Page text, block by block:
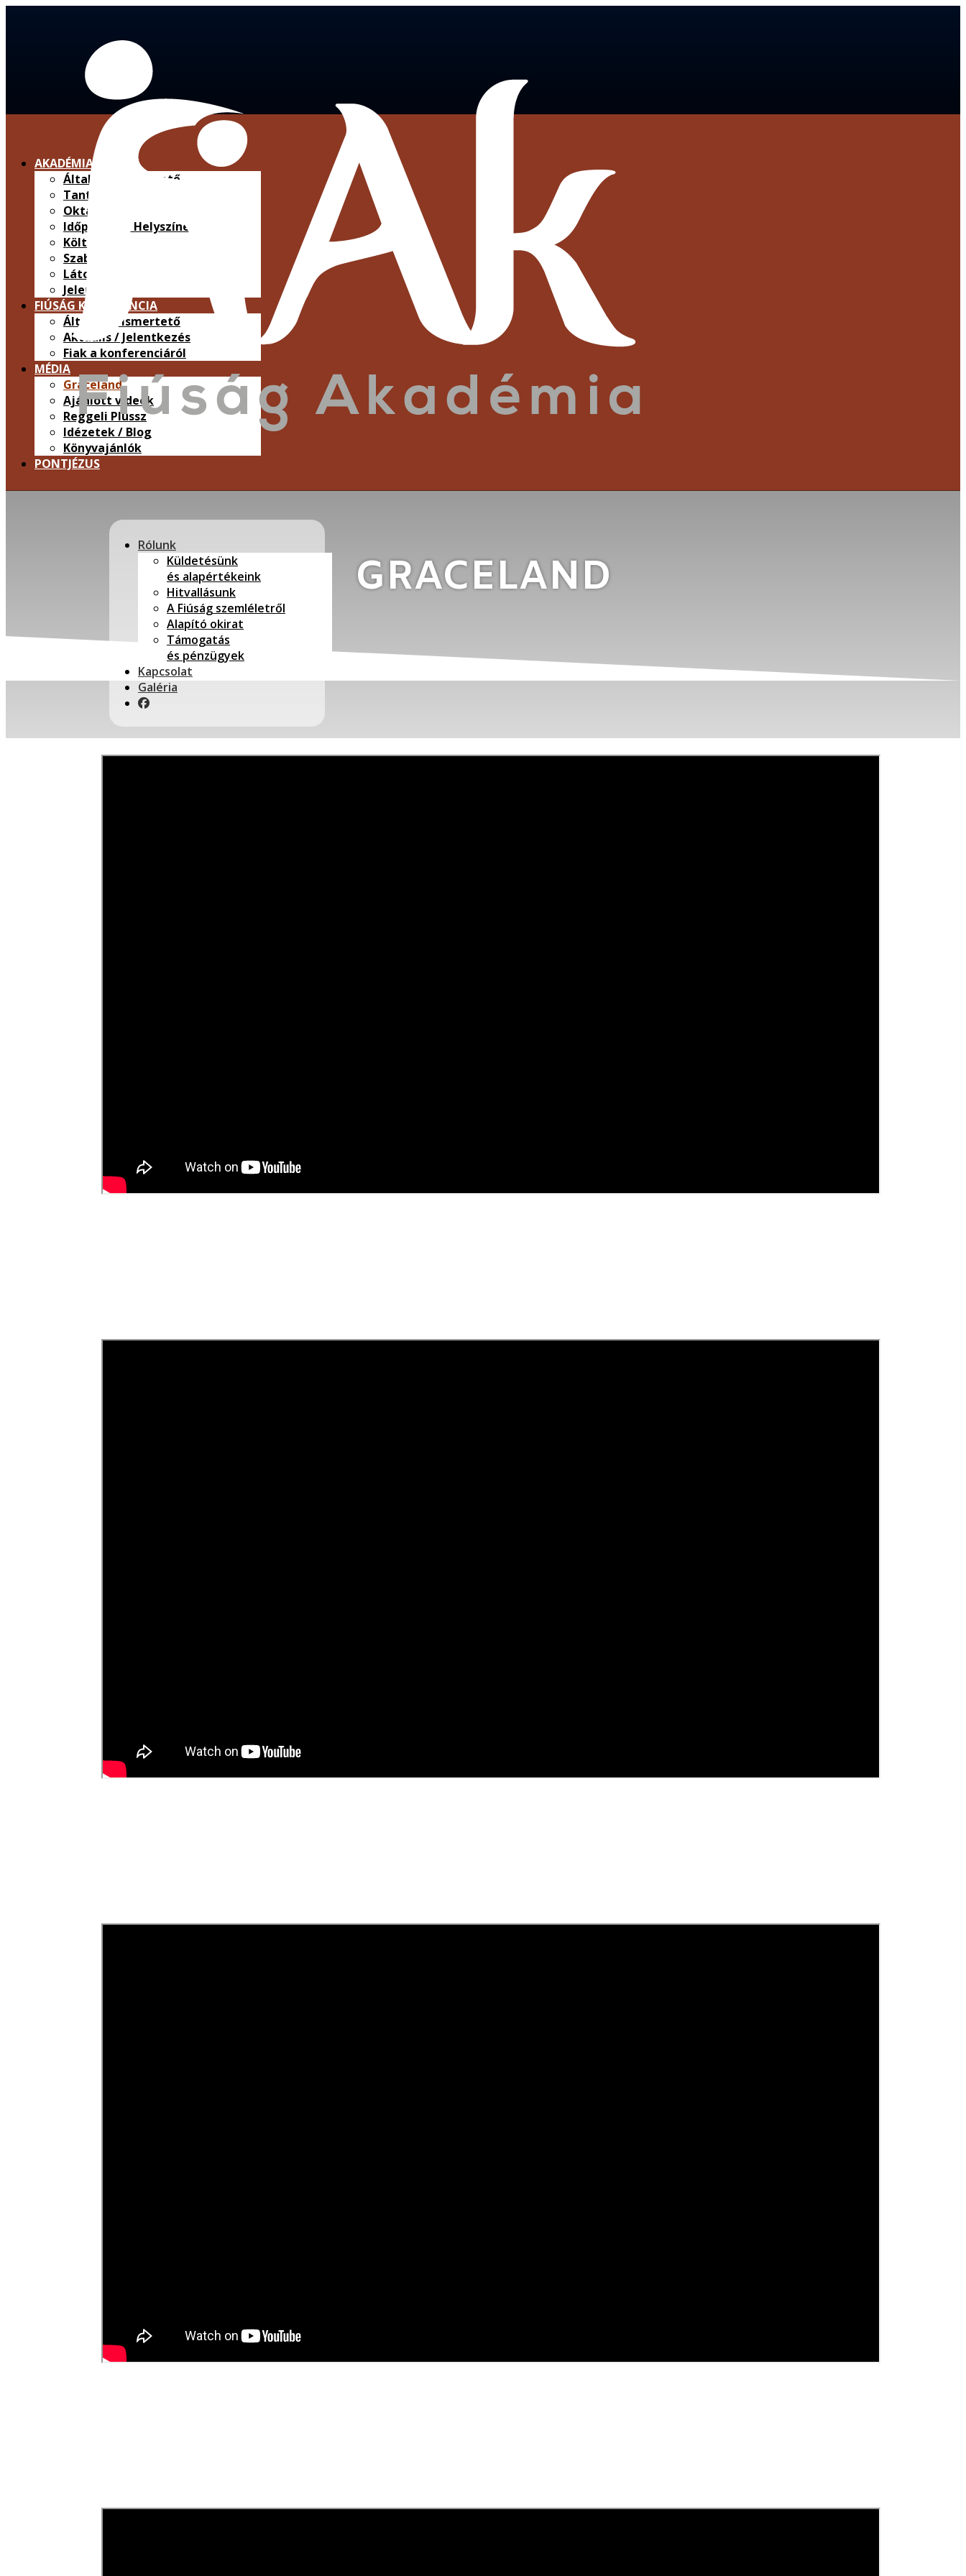
Rólunk
Küldetésünk
és alapértékeink
Hitvallásunk
A Fiúság szemléletről
Alapító okirat
Támogatás
és pénzügyek
Kapcsolat
Galéria
AKADÉMIAI KÉPZÉS
Általános ismertető
Tantárgyleírások
Oktatók
Időpontok / Helyszínek
Költségek
Szabályzat
Látogatás
Jelentkezés
FIÚSÁG KONFERENCIA
Általános ismertető
Aktuális / Jelentkezés
Fiak a konferenciáról
MÉDIA
Graceland
Ajánlott videók
Reggeli Plussz
Idézetek / Blog
Könyvajánlók
PONTJÉZUS
GRACELAND